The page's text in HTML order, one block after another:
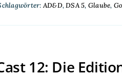
AD&D,DSA 5, Glaube,
12: Die